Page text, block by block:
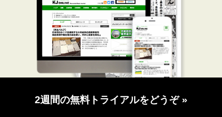
2週間の無料トライアルをどうぞ »